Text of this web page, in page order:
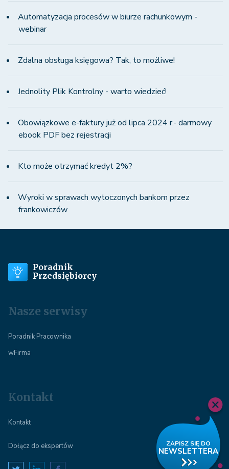
Automatyzacja procesów w biurze rachunkowym -
webinar
Zdalna obsługa księgowa? Tak, to możliwe!
Jednolity Plik Kontrolny - warto wiedzieć!
Obowiązkowe e-faktury już od lipca 2024 r.- darmowy
ebook PDF bez rejestracji
Kto może otrzymać kredyt 2%?
Wyroki w sprawach wytoczonych bankom przez
frankowiczów
Poradnik
Przedsiębiorcy
Nasze serwisy
Poradnik Pracownika
wFirma
Kontakt
Kontakt
Dołącz do ekspertów